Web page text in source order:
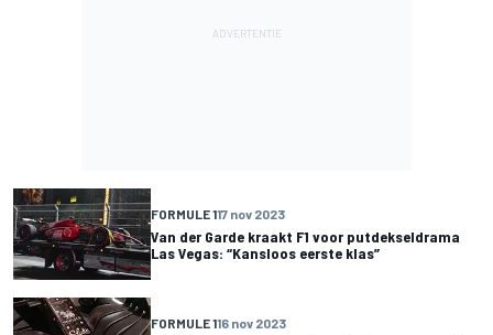
FORMULE 117 nov 2023
Van der Garde kraakt F1 voor putdekseldrama
Las Vegas: “Kansloos eerste klas”
FORMULE 116 nov 2023